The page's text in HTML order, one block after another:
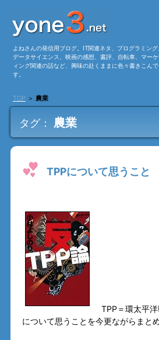
よねさんの発信用ブログ。IT関連ネタ、プログラミング
データサイエンス、映画の感想、書評、自転車、マーケ
ィング関連の話など、興味の赴くままに色々書きこんで
す。
TOP ＞ 農業
タグ： 農業
TPPについて思うこと
TPP＝環太平
について思うことを今更ながらまと